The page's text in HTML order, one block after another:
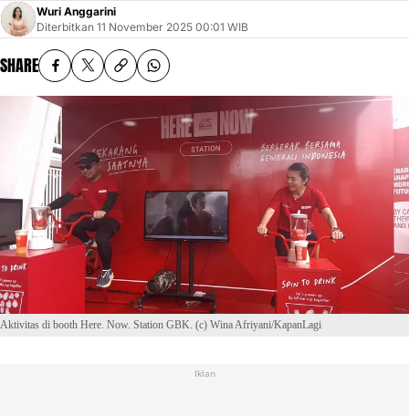
Wuri Anggarini
Diterbitkan 11 November 2025 00:01 WIB
SHARE
Aktivitas di booth Here. Now. Station GBK. (c) Wina Afriyani/KapanLagi
Iklan